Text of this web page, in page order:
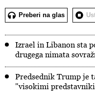
Preberi na glas
Izrael in Libanon sta
drugega nimata
Predsednik Trump je
"visokimi